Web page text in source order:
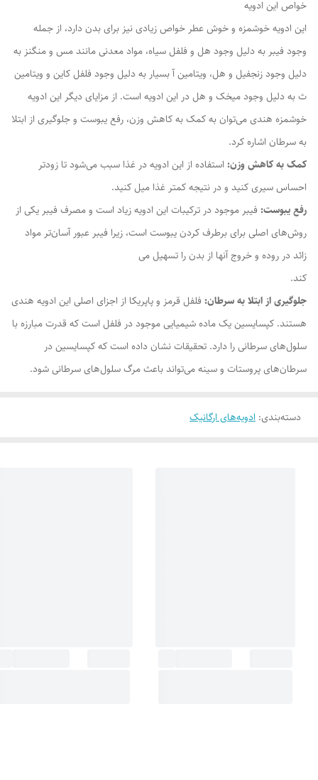
خواص این ادویه
این ادویه خوشمزه و خوش عطر خواص زیادی نیز برای بدن دارد، از جمله
وجود فیبر به دلیل وجود هل و فلفل سیاه، مواد معدنی مانند مس و منگنز به
دلیل وجود زنجفیل و هل، ویتامین آ بسیار به دلیل وجود فلفل کاین و ویتامین
ث به دلیل وجود میخک و هل در این ادویه است. از مزایای دیگر این ادویه
خوشمزه هندی می‌توان به کمک به کاهش وزن، رفع یبوست و جلوگیری از ابتلا
به سرطان اشاره کرد.
کمک به کاهش وزن: استفاده از این ادویه در غذا سبب می‌شود تا زودتر
احساس سیری کنید و در نتیجه کمتر غذا میل کنید.
رفع یبوست: فیبر موجود در ترکیبات این ادویه زیاد است و مصرف فیبر یکی از
روش‌های اصلی برای برطرف کردن یبوست است، زیرا فیبر عبور آسان‌تر مواد
زائد در روده و خروج آنها از بدن را تسهیل می
‌کند.
جلوگیری از ابتلا به سرطان: فلفل قرمز و پاپریکا از اجزای اصلی این ادویه هندی
هستند. کپسایسین یک ماده شیمیایی موجود در فلفل است که قدرت مبارزه با
سلول‌های سرطانی را دارد. تحقیقات نشان داده است که کپسایسین در
سرطان‌های پروستات و سینه می‌تواند باعث مرگ سلول‌های سرطانی شود.
دسته‌بندی: ادویه‌های ارگانیک